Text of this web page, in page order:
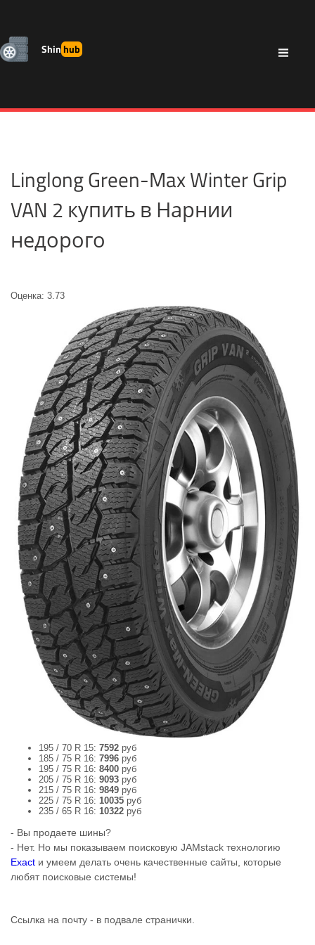
Shinhub
Linglong Green-Max Winter Grip
VAN 2 купить в Нарнии
недорого
Оценка: 3.73
195 / 70 R 15: 7592 руб
185 / 75 R 16: 7996 руб
195 / 75 R 16: 8400 руб
205 / 75 R 16: 9093 руб
215 / 75 R 16: 9849 руб
225 / 75 R 16: 10035 руб
235 / 65 R 16: 10322 руб
- Вы продаете шины?
- Нет. Но мы показываем поисковую JAMstack технологию
Exact и умеем делать очень качественные сайты, которые
любят поисковые системы!
Ссылка на почту - в подвале странички.